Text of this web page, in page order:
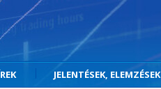
JELENTÉSEK, ELEMZÉSEK